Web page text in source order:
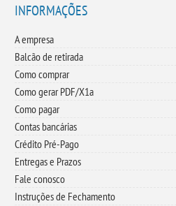
INFORMAÇÕES
A empresa
Balcão de retirada
Como comprar
Como gerar PDF/X1a
Como pagar
Contas bancárias
Crédito Pré-Pago
Entregas e Prazos
Fale conosco
Instruções de Fechamento